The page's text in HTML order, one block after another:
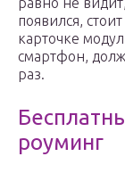
появился,
карточке
смартфон,
раз.
роуминг